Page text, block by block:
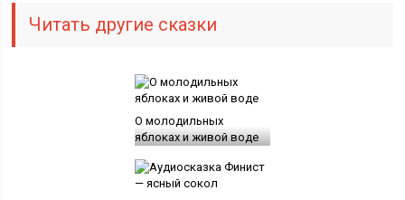
Читать другие сказки
О молодильных
яблоках и живой воде